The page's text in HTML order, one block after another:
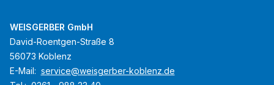
WEISGERBER GmbH
David-Roentgen-Straße 8
56073 Koblenz
E-Mail: service@weisgerber-koblenz.de